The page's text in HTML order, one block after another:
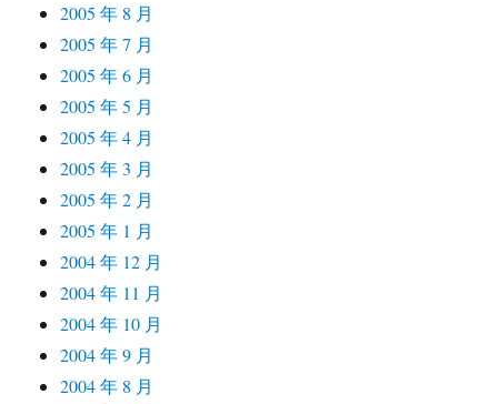
2005 年 8 月
2005 年 7 月
2005 年 6 月
2005 年 5 月
2005 年 4 月
2005 年 3 月
2005 年 2 月
2005 年 1 月
2004 年 12 月
2004 年 11 月
2004 年 10 月
2004 年 9 月
2004 年 8 月